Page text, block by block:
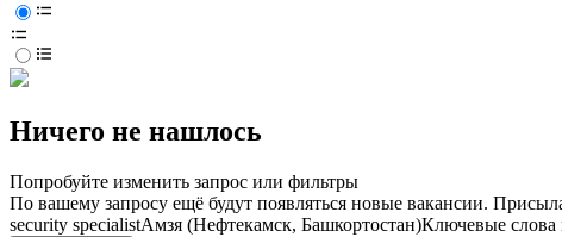
Ничего не нашлось
Попробуйте изменить запрос или фильтры
По вашему запросу ещё будут появляться новые вакансии.
security specialistАмзя (Нефтекамск, Башкортостан)Ключевые слова